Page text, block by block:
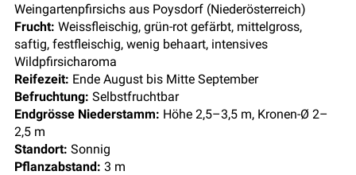
Weingartenpfirsichs aus Poysdorf (Niederösterreich)
Frucht: Weissfleischig, grün-rot gefärbt, mittelgross,
saftig, festfleischig, wenig behaart, intensives
Wildpfirsicharoma
Reifezeit: Ende August bis Mitte September
Befruchtung: Selbstfruchtbar
Endgrösse Niederstamm: Höhe 2,5–3,5 m, Kronen-Ø 2–
2,5 m
Standort: Sonnig
Pflanzabstand: 3 m